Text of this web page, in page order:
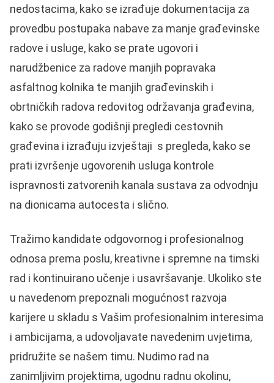
nedostacima, kako se izrađuje dokumentacija za
provedbu postupaka nabave za manje građevinske
radove i usluge, kako se prate ugovori i
narudžbenice za radove manjih popravaka
asfaltnog kolnika te manjih građevinskih i
obrtničkih radova redovitog održavanja građevina,
kako se provode godišnji pregledi cestovnih
građevina i izrađuju izvještaji s pregleda, kako se
prati izvršenje ugovorenih usluga kontrole
ispravnosti zatvorenih kanala sustava za odvodnju
na dionicama autocesta i slično.
Tražimo kandidate odgovornog i profesionalnog
odnosa prema poslu, kreativne i spremne na timski
rad i kontinuirano učenje i usavršavanje. Ukoliko ste
u navedenom prepoznali mogućnost razvoja
karijere u skladu s Vašim profesionalnim interesima
i ambicijama, a udovoljavate navedenim uvjetima,
pridružite se našem timu. Nudimo rad na
zanimljivim projektima, ugodnu radnu okolinu,